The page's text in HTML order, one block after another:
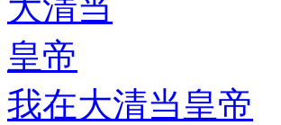
我在大清当皇帝